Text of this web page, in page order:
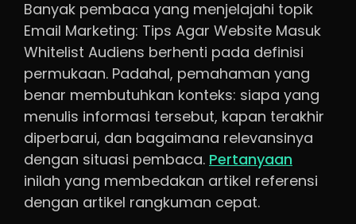
Banyak pembaca yang menjelajahi topik
Email Marketing: Tips Agar Website Masuk
Whitelist Audiens berhenti pada definisi
permukaan. Padahal, pemahaman yang
benar membutuhkan konteks: siapa yang
menulis informasi tersebut, kapan terakhir
diperbarui, dan bagaimana relevansinya
dengan situasi pembaca. Pertanyaan
inilah yang membedakan artikel referensi
dengan artikel rangkuman cepat.